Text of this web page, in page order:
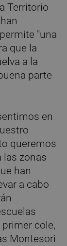
Territorio
"una
que la
a la
parte
en
queremos
las zonas
han
a cabo
cole,
Montesori